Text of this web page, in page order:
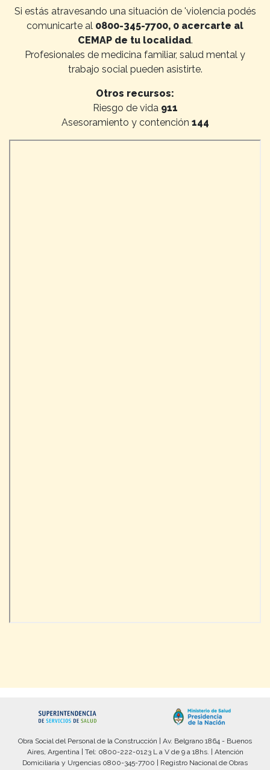
Si estás atravesando una situación de 'violencia podés
comunicarte al 0800-345-7700, 0 acercarte al
CEMAP de tu localidad.
Profesionales de medicina familiar, salud mental y
trabajo social pueden asistirte.
Otros recursos:
Riesgo de vida 911
Asesoramiento y contención 144
Obra Social del Personal de la Construcción | Av. Belgrano 1864 - Buenos
Aires, Argentina | Tel: 0800-222-0123 L a V de 9 a 18hs. | Atención
Domiciliaria y Urgencias 0800-345-7700 | Registro Nacional de Obras